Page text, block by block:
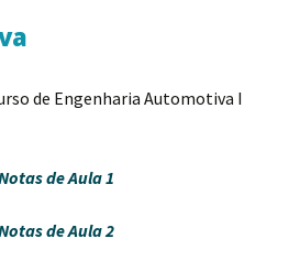
de Engenharia Automotiva I
de Aula 1
de Aula 2